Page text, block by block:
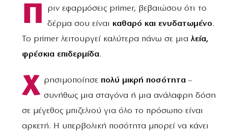
Π
ριν εφαρμόσεις primer, βεβαιώσου ότι το
δέρμα σου είναι καθαρό και ενυδατωμένο.
Το primer λειτουργεί καλύτερα πάνω σε μιαλεία,
φρέσκια επιδερμίδα.
Χ ρησιμοποίησε πολύ μικρή ποσότητα –
συνήθως μια σταγόνα ή μια ανάλαφρη δόση
σε μέγεθος μπιζελιού για όλο το πρόσωπο είναι
αρκετή. Η υπερβολική ποσότητα μπορεί να κάνει